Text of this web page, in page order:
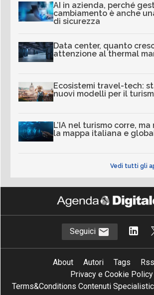
AI in azienda, perché
cambiamento è anche
di sicurezza
Data center, quanto
attenzione al thermal
Ecosistemi travel-tech:
nuovi modelli per il
L’IA nel turismo corre,
la mappa italiana e
Vedi tutti gli
Seguici
About Autori Tags
Privacy e Cookie Policy
Terms&Conditions Contenuti